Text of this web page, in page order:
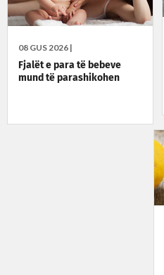
08 GUS 2026 |
Fjalët e para të bebeve
mund të parashikohen